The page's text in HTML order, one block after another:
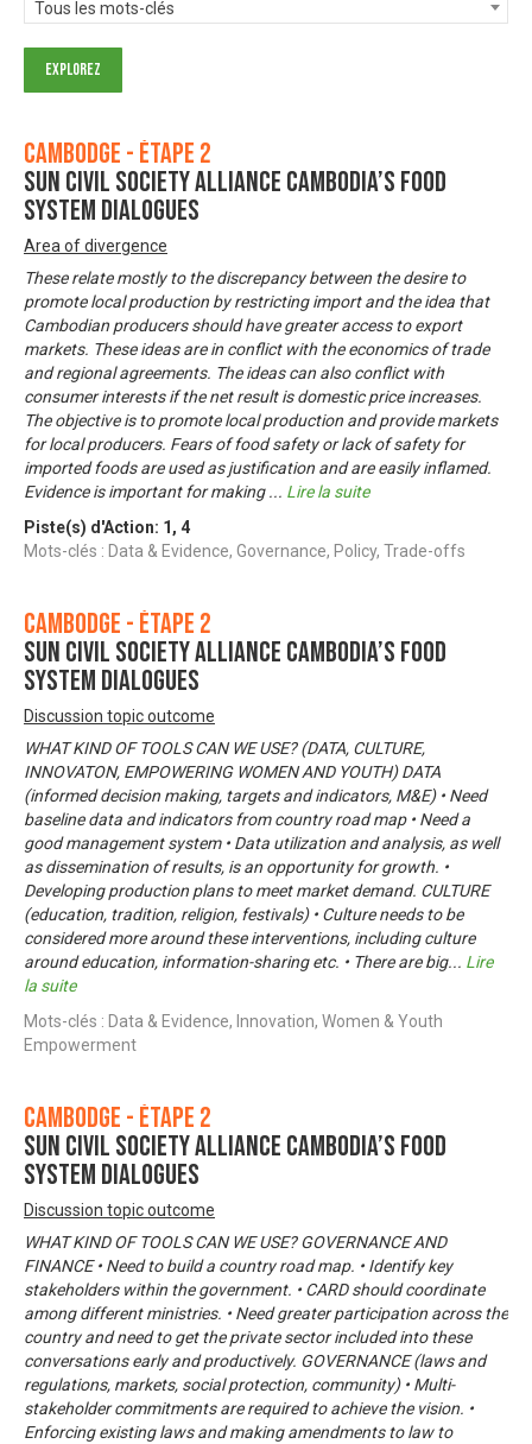
Tous les mots-clés
Cambodge - Étape 2
SUN Civil Society Alliance Cambodia’s food
system dialogues
Area of divergence
These relate mostly to the discrepancy between the desire to
promote local production by restricting import and the idea that
Cambodian producers should have greater access to export
markets. These ideas are in conflict with the economics of trade
and regional agreements. The ideas can also conflict with
consumer interests if the net result is domestic price increases.
The objective is to promote local production and provide markets
for local producers. Fears of food safety or lack of safety for
imported foods are used as justification and are easily inflamed.
Evidence is important for making... Lire la suite
Piste(s) d'Action: 1 , 4
Mots-clés : Data & Evidence, Governance, Policy, Trade-offs
Cambodge - Étape 2
SUN Civil Society Alliance Cambodia’s food
system dialogues
Discussion topic outcome
WHAT KIND OF TOOLS CAN WE USE? (DATA, CULTURE,
INNOVATON, EMPOWERING WOMEN AND YOUTH) DATA
(informed decision making, targets and indicators, M&E) • Need
baseline data and indicators from country road map • Need a
good management system • Data utilization and analysis, as well
as dissemination of results, is an opportunity for growth. •
Developing production plans to meet market demand. CULTURE
(education, tradition, religion, festivals) • Culture needs to be
considered more around these interventions, including culture
around education, information-sharing etc. • There are big... Lire
la suite
Mots-clés : Data & Evidence, Innovation, Women & Youth
Empowerment
Cambodge - Étape 2
SUN Civil Society Alliance Cambodia’s food
system dialogues
Discussion topic outcome
WHAT KIND OF TOOLS CAN WE USE? GOVERNANCE AND
FINANCE • Need to build a country road map. • Identify key
stakeholders within the government. • CARD should coordinate
among different ministries. • Need greater participation across the
country and need to get the private sector included into these
conversations early and productively. GOVERNANCE (laws and
regulations, markets, social protection, community) • Multi-
stakeholder commitments are required to achieve the vision. •
Enforcing existing laws and making amendments to law to